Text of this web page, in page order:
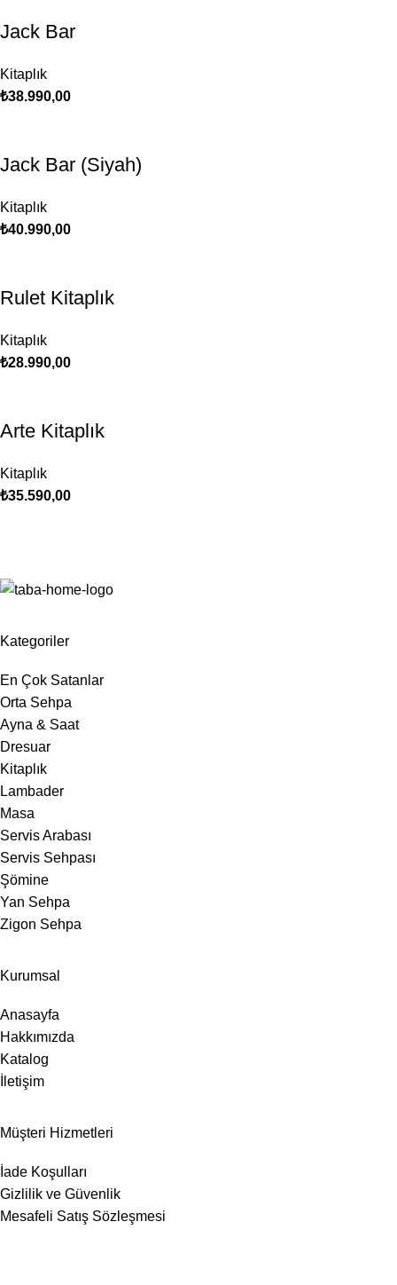
Jack Bar
Kitaplık
₺38.990,00
Jack Bar (Siyah)
Kitaplık
₺40.990,00
Rulet Kitaplık
Kitaplık
₺28.990,00
Arte Kitaplık
Kitaplık
₺35.590,00
Kategoriler
En Çok Satanlar
Orta Sehpa
Ayna & Saat
Dresuar
Kitaplık
Lambader
Masa
Servis Arabası
Servis Sehpası
Şömine
Yan Sehpa
Zigon Sehpa
Kurumsal
Anasayfa
Hakkımızda
Katalog
İletişim
Müşteri Hizmetleri
İade Koşulları
Gizlilik ve Güvenlik
Mesafeli Satış Sözleşmesi